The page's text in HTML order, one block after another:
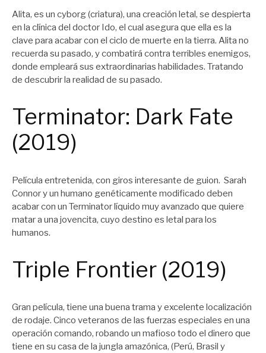
Alita, es un cyborg (criatura), una creación letal, se despierta
en la clínica del doctor Ido, el cual asegura que ella es la
clave para acabar con el ciclo de muerte en la tierra. Alita no
recuerda su pasado, y combatirá contra terribles enemigos,
donde empleará sus extraordinarias habilidades. Tratando
de descubrir la realidad de su pasado.
Terminator: Dark Fate
(2019)
Película entretenida, con giros interesante de guion. Sarah
Connor y un humano genéticamente modificado deben
acabar con un Terminator líquido muy avanzado que quiere
matar a una jovencita, cuyo destino es letal para los
humanos.
Triple Frontier (2019)
Gran película, tiene una buena trama y excelente localización
de rodaje. Cinco veteranos de las fuerzas especiales en una
operación comando, robando un mafioso todo el dinero que
tiene en su casa de la jungla amazónica, (Perú, Brasil y